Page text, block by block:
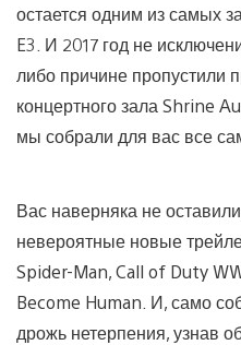
остается одним из самых
E3. И 2017 год не
либо причине пропустили
концертного зала Shrine
мы собрали для вас все
Вас наверняка не
невероятные новые
Spider-Man, Call of Duty
Become Human. И, само
дрожь нетерпения, узнав